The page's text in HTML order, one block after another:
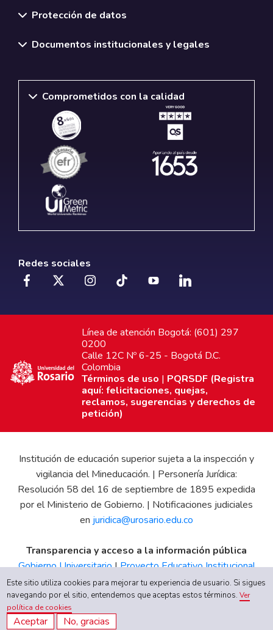
Protección de datos
Documentos institucionales y legales
Comprometidos con la calidad
Redes sociales
Línea de atención Bogotá: (601) 297
0200
Calle 12C Nº 6-25 - Bogotá D.C.
Colombia
Términos de uso | PQRSDF (Registra
aquí: felicitaciones, quejas,
reclamos, sugerencias y derechos de
petición)
Institución de educación superior sujeta a la inspección y
vigilancia del Mineducación. | Personería Jurídica:
Resolución 58 del 16 de septiembre de 1895 expedida
por el Ministerio de Gobierno. | Notificaciones judiciales
en juridica@urosario.edu.co
Transparencia y acceso a la información pública
Gobierno Universitario|Proyecto Educativo Institucional
|Informe de Gestión|Boletín Estadístico|Régimen
Tributario|Estados Financieros|Código de Ética|Canal
de Integridad UR
Este sitio utiliza cookies para mejorar tu experiencia de usuario. Si sigues
navegando por el sitio, entendemos que aceptas estos términos.Ver
política de cookies
Aceptar No, gracias